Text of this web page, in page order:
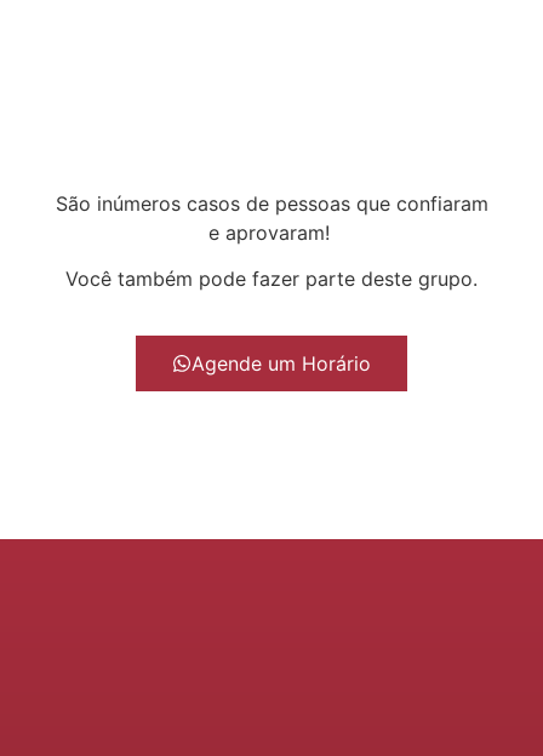
São inúmeros casos de pessoas que confiaram
e aprovaram!
Você também pode fazer parte deste grupo.
Agende um Horário